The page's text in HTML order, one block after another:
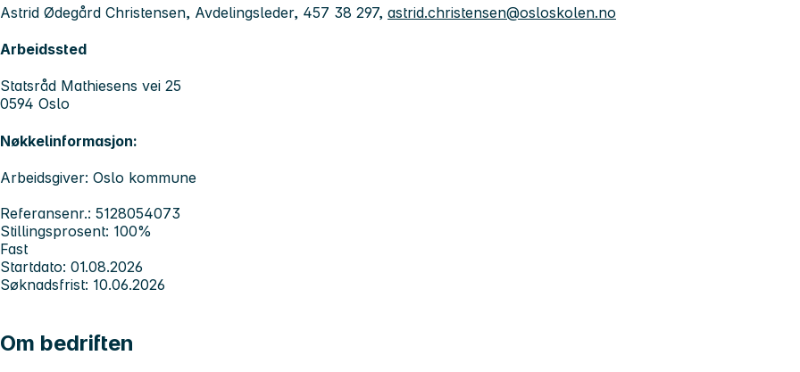
Astrid Ødegård Christensen, Avdelingsleder, 457 38 297, astrid.christensen@osloskolen.no
Arbeidssted
Statsråd Mathiesens vei 25
0594 Oslo
Nøkkelinformasjon:
Arbeidsgiver: Oslo kommune
Referansenr.: 5128054073
Stillingsprosent: 100%
Fast
Startdato: 01.08.2026
Søknadsfrist: 10.06.2026
Om bedriften